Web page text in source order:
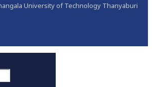
University of Technology Thanyaburi